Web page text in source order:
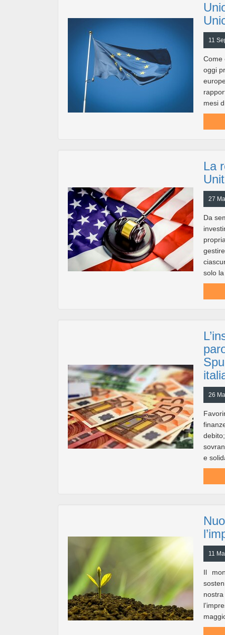
11
Come
oggi
mesi
La
27
Da
solo
26
e
11
Il